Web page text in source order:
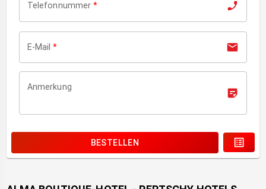
Telefonnummer *
E-Mail *
Anmerkung
BESTELLEN